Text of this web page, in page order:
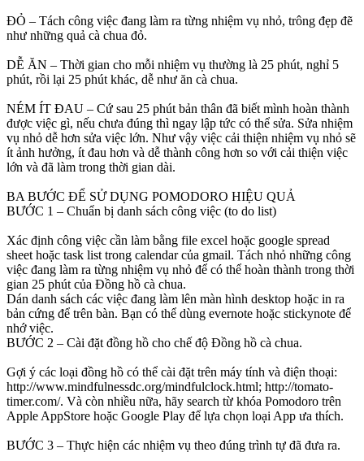
ĐỎ – Tách công việc đang làm ra từng nhiệm vụ nhỏ, trông đẹp đẽ
như những quả cà chua đỏ.
DỄ ĂN – Thời gian cho mỗi nhiệm vụ thường là 25 phút, nghỉ 5
phút, rồi lại 25 phút khác, dễ như ăn cà chua.
NÉM ÍT ĐAU – Cứ sau 25 phút bản thân đã biết mình hoàn thành
được việc gì, nếu chưa đúng thì ngay lập tức có thể sửa. Sửa nhiệm
vụ nhỏ dễ hơn sửa việc lớn. Như vậy việc cải thiện nhiệm vụ nhỏ sẽ
ít ảnh hưởng, ít đau hơn và dễ thành công hơn so với cải thiện việc
lớn và đã làm trong thời gian dài.
BA BƯỚC ĐỂ SỬ DỤNG POMODORO HIỆU QUẢ
BƯỚC 1 – Chuẩn bị danh sách công việc (to do list)
Xác định công việc cần làm bằng file excel hoặc google spread
sheet hoặc task list trong calendar của gmail. Tách nhỏ những công
việc đang làm ra từng nhiệm vụ nhỏ để có thể hoàn thành trong thời
gian 25 phút của Đồng hồ cà chua.
Dán danh sách các việc đang làm lên màn hình desktop hoặc in ra
bản cứng để trên bàn. Bạn có thể dùng evernote hoặc stickynote để
nhớ việc.
BƯỚC 2 – Cài đặt đồng hồ cho chế độ Đồng hồ cà chua.
Gợi ý các loại đồng hồ có thể cài đặt trên máy tính và điện thoại:
http://www.mindfulnessdc.org/mindfulclock.html; http://tomato-
timer.com/. Và còn nhiều nữa, hãy search từ khóa Pomodoro trên
Apple AppStore hoặc Google Play để lựa chọn loại App ưa thích.
BƯỚC 3 – Thực hiện các nhiệm vụ theo đúng trình tự đã đưa ra.